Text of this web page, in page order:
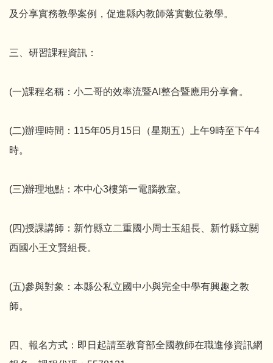
及分享實務教學案例，促進縣內教師落實數位教學。
三、研習課程資訊：
(一)課程名稱：小二哥的效率流暨AI整合暨應用分享會。
(二)辦理時間：115年05月15日（星期五）上午9時至下午4
時。
(三)辦理地點：本中心3樓第一電腦教室。
(四)授課講師：新竹縣立二重國小周士玉組長、新竹縣立關
西國小王文賢組長。
(五)參與對象：本縣公私立國中小與完全中學有興趣之教
師。
四、報名方式：即日起請至教育部全國教師在職進修資訊網